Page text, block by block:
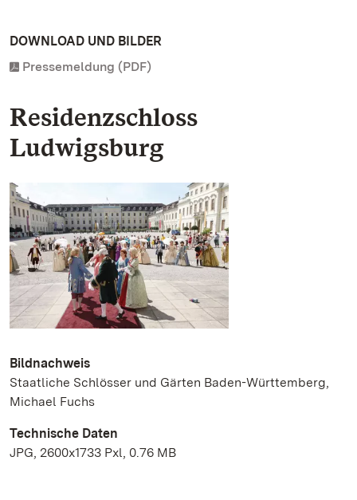
DOWNLOAD UND BILDER
Pressemeldung (PDF)
Residenzschloss
Ludwigsburg
Bildnachweis
Staatliche Schlösser und Gärten Baden-Württemberg,
Michael Fuchs
Technische Daten
JPG, 2600x1733 Pxl, 0.76 MB